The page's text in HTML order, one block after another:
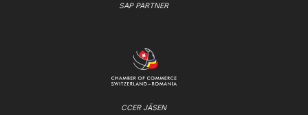
SAP PARTNER
CCER JÄSEN